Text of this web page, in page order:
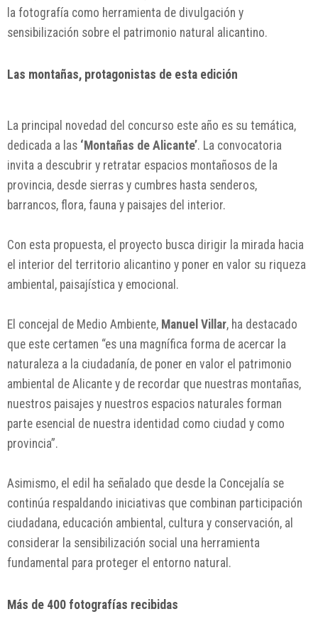
la fotografía como herramienta de divulgación y
sensibilización sobre el patrimonio natural alicantino.
Las montañas, protagonistas de esta edición
La principal novedad del concurso este año es su temática,
dedicada a las ‘Montañas de Alicante’. La convocatoria
invita a descubrir y retratar espacios montañosos de la
provincia, desde sierras y cumbres hasta senderos,
barrancos, flora, fauna y paisajes del interior.
Con esta propuesta, el proyecto busca dirigir la mirada hacia
el interior del territorio alicantino y poner en valor su riqueza
ambiental, paisajística y emocional.
El concejal de Medio Ambiente, Manuel Villar, ha destacado
que este certamen “es una magnífica forma de acercar la
naturaleza a la ciudadanía, de poner en valor el patrimonio
ambiental de Alicante y de recordar que nuestras montañas,
nuestros paisajes y nuestros espacios naturales forman
parte esencial de nuestra identidad como ciudad y como
provincia”.
Asimismo, el edil ha señalado que desde la Concejalía se
continúa respaldando iniciativas que combinan participación
ciudadana, educación ambiental, cultura y conservación, al
considerar la sensibilización social una herramienta
fundamental para proteger el entorno natural.
Más de 400 fotografías recibidas